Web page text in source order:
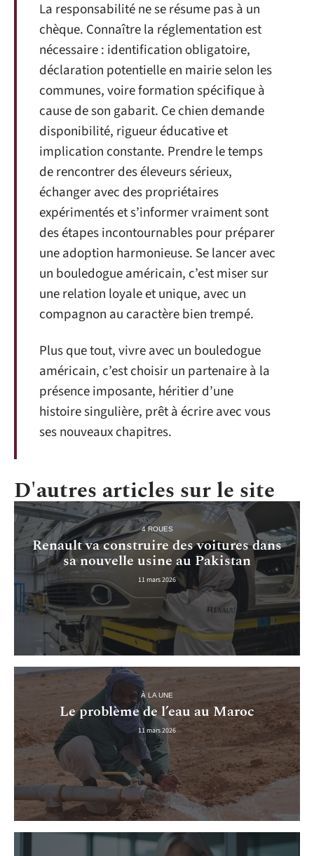
La responsabilité ne se résume pas à un
chèque. Connaître la réglementation est
nécessaire : identification obligatoire,
déclaration potentielle en mairie selon les
communes, voire formation spécifique à
cause de son gabarit. Ce chien demande
disponibilité, rigueur éducative et
implication constante. Prendre le temps
de rencontrer des éleveurs sérieux,
échanger avec des propriétaires
expérimentés et s’informer vraiment sont
des étapes incontournables pour préparer
une adoption harmonieuse. Se lancer avec
un bouledogue américain, c’est miser sur
une relation loyale et unique, avec un
compagnon au caractère bien trempé.
Plus que tout, vivre avec un bouledogue
américain, c’est choisir un partenaire à la
présence imposante, héritier d’une
histoire singulière, prêt à écrire avec vous
ses nouveaux chapitres.
D'autres articles sur le site
4 ROUES
Renault va construire des voitures dans
sa nouvelle usine au Pakistan
11 mars 2026
À LA UNE
Le problème de l’eau au Maroc
11 mars 2026